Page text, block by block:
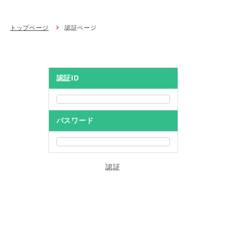
トップページ 認証ページ
認証ID
パスワード